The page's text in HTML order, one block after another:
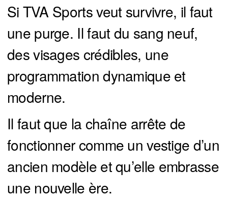
Si TVA Sports veut survivre, il faut
une purge. Il faut du sang neuf,
des visages crédibles, une
programmation dynamique et
moderne.
Il faut que la chaîne arrête de
fonctionner comme un vestige d’un
ancien modèle et qu’elle embrasse
une nouvelle ère.